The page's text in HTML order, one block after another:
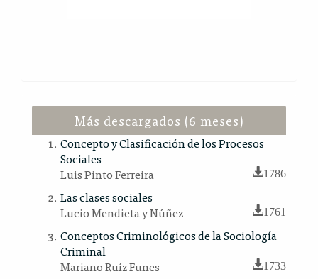
Más descargados (6 meses)
Concepto y Clasificación de los Procesos
Sociales
Luis Pinto Ferreira
1786
Las clases sociales
Lucio Mendieta y Núñez
1761
Conceptos Criminológicos de la Sociología
Criminal
Mariano Ruíz Funes
1733